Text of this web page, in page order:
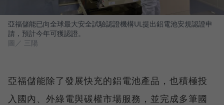
亞福儲能已向全球最大安全試驗認證機構UL提出鋁電池安規認證申
請，預計今年可獲認證。
圖／ 三陽
亞福儲能除了發展快充的鋁電池產品，也積極投
入國內、外綠電與碳權市場服務，並完成多筆國